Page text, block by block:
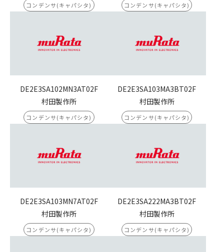
コンデンサ(キャパシタ) コンデンサ(キャパシタ)
DE2E3SA102MN3AT02F
村田製作所
コンデンサ(キャパシタ)
DE2E3SA103MA3BT02F
村田製作所
コンデンサ(キャパシタ)
DE2E3SA103MN7AT02F
村田製作所
コンデンサ(キャパシタ)
DE2E3SA222MA3BT02F
村田製作所
コンデンサ(キャパシタ)